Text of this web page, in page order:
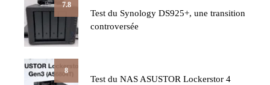
7.8
Test du Synology DS925+, une transition
controversée
8
Test du NAS ASUSTOR Lockerstor 4